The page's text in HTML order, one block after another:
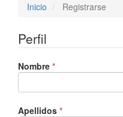
Inicio Registrarse
Perfil
Nombre *Obligatorio
Apellidos *Obligatorio